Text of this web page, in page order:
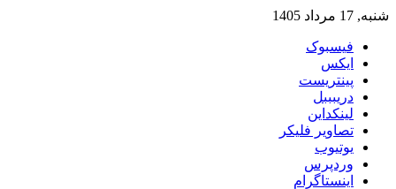
شنبه, 17 مرداد 1405
فیسبوک
ایکس
پینتریست
دریبببل
لینکداین
تصاویر فلیکر
یوتیوب
وردپرس
اینستاگرام